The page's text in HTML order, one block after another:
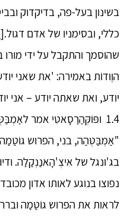
בשינון בעל-פה, בדיקדוק
כללי, ובסימניו של אדם דגול.[1]
שהוסמך והתקבל על ידי מורו
הוֶודוֹת באמירה: 'את שאני
יודע, ואת שאתה יודע – אני
1.4 ופּוֹקְּהַרַסָאטִי אמר
"אַמְבַּטְּהַה, בני, הפרוש
בג'ונגל של אִיצְ'הָאנַנְקַלַה.
נפוצו בנוגע לאותו אדון
לראות את הפרוש גוֹטַמַה